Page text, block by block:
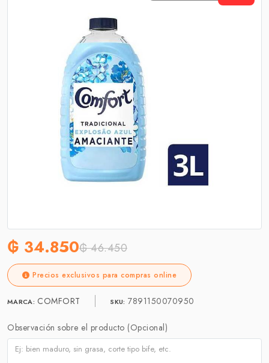
₲ 34.850₲ 46.450
Precios exclusivos para compras online
MARCA: COMFORT SKU: 7891150070950
Observación sobre el producto (Opcional)